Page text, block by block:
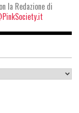
la Redazione di